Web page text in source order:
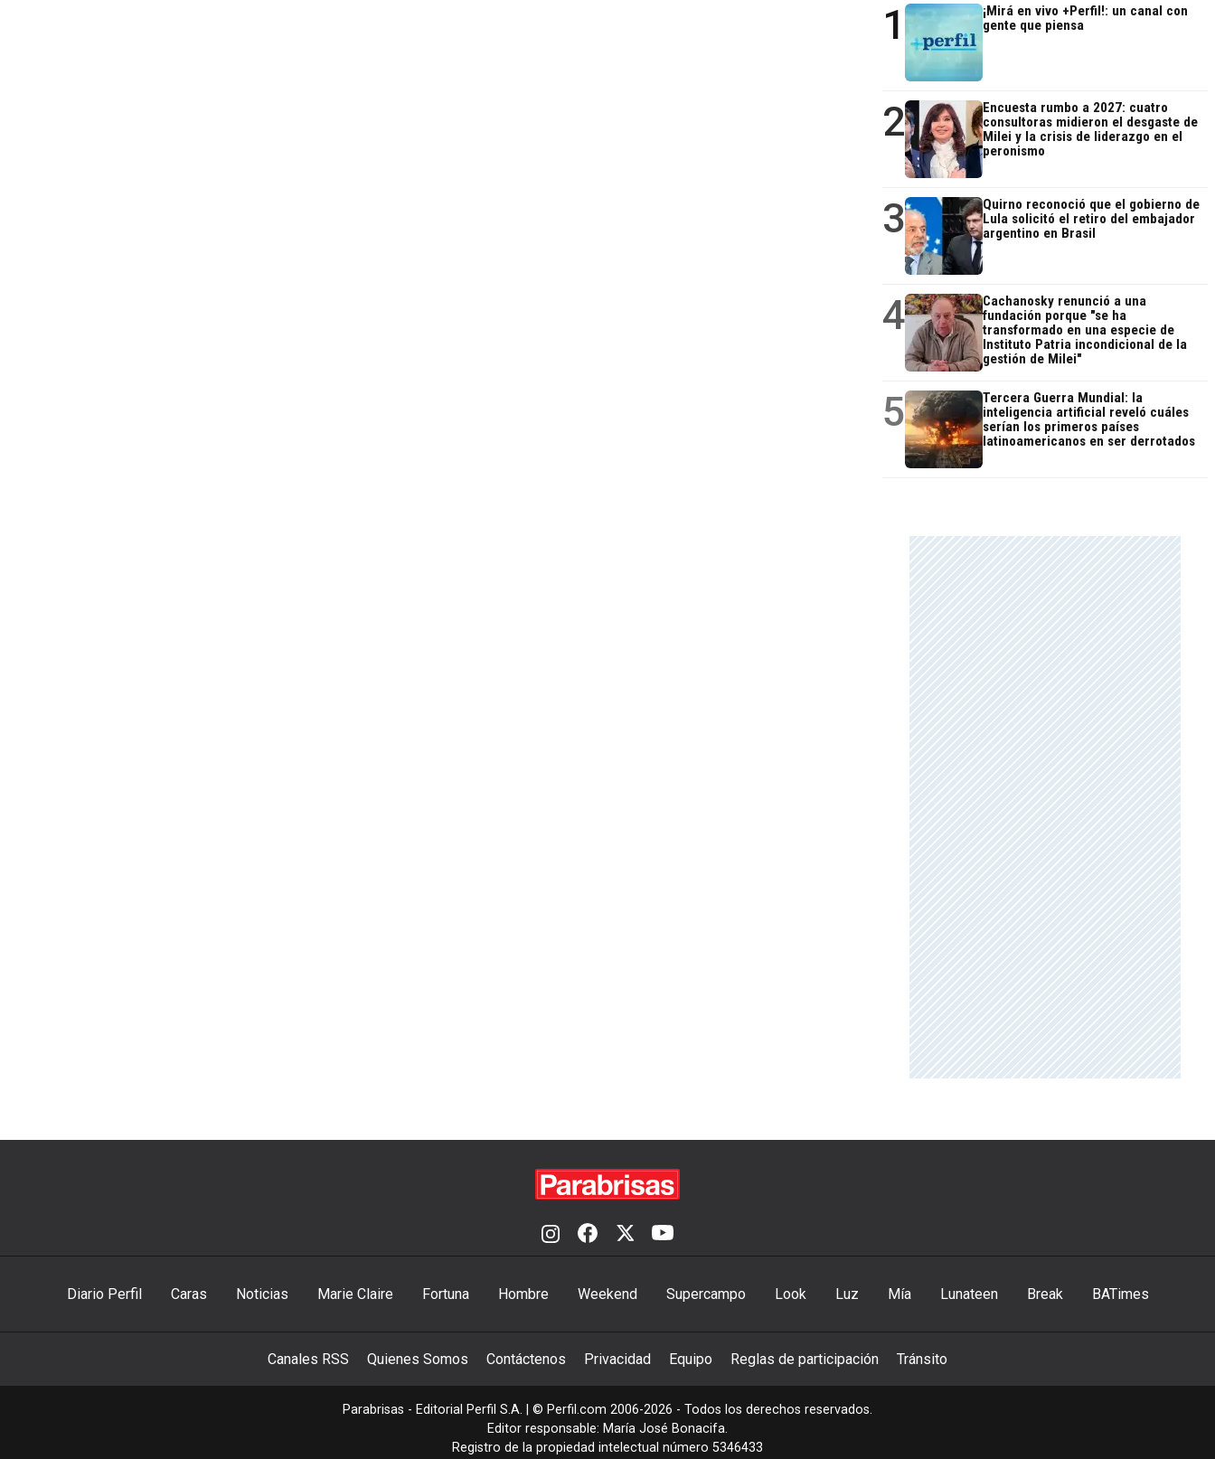
1
¡Mirá en vivo +Perfil!: un canal con
gente que piensa
2
Encuesta rumbo a 2027: cuatro
consultoras midieron el desgaste de
Milei y la crisis de liderazgo en el
peronismo
3
Quirno reconoció que el gobierno de
Lula solicitó el retiro del embajador
argentino en Brasil
4
Cachanosky renunció a una
fundación porque "se ha
transformado en una especie de
Instituto Patria incondicional de la
gestión de Milei"
5
Tercera Guerra Mundial: la
inteligencia artificial reveló cuáles
serían los primeros países
latinoamericanos en ser derrotados
Diario Perfil Caras Noticias Marie Claire Fortuna Hombre Weekend Supercampo Look Luz Mía Lunateen Break BATimes
Canales RSS Quienes Somos Contáctenos Privacidad Equipo Reglas de participación Tránsito
Parabrisas - Editorial Perfil S.A. | © Perfil.com 2006-2026 - Todos los derechos reservados.
Editor responsable: María José Bonacifa.
Registro de la propiedad intelectual número 5346433